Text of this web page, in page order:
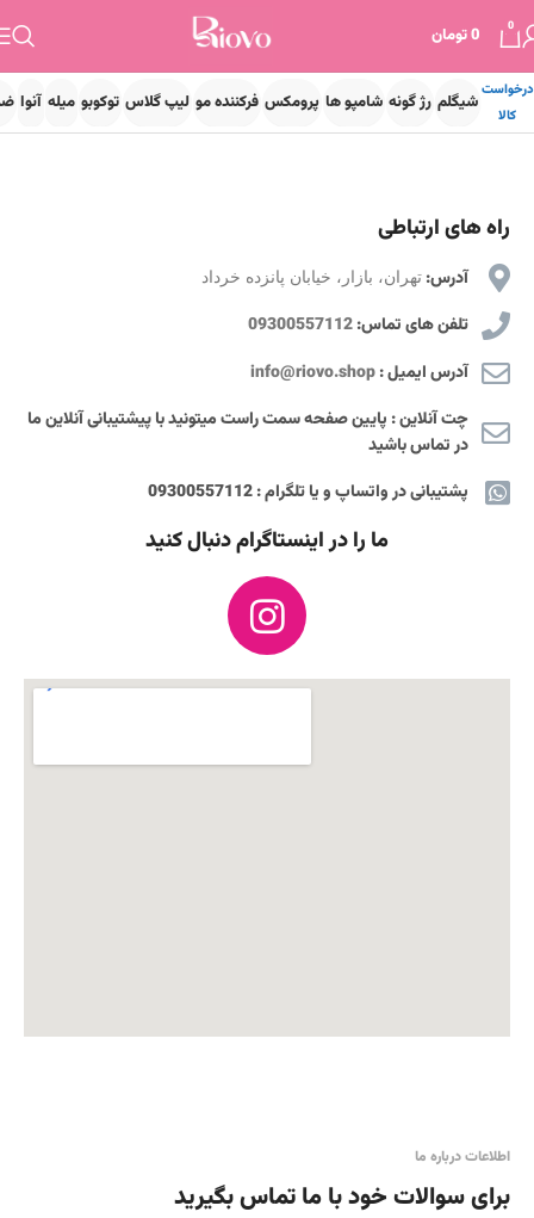
0
0تومان
درخواست
کالا
شیگلم رژ گونه شامپو ها پرومکس فرکننده مو لیپ گلاس توکوبو میله آنوا
راه های ارتباطی
آدرس: تهران، بازار، خیابان پانزده خرداد
تلفن های تماس:09300557112
آدرس ایمیل :info@riovo.shop
چت آنلاین : پایین صفحه سمت راست میتونید با پیشتیبانی آنلاین ما
در تماس باشید
پشتیبانی در واتساپ و یا تلگرام : 09300557112
ما را در اینستاگرام دنبال کنید
اطلاعات درباره ما
برای سوالات خود با ما تماس بگیرید